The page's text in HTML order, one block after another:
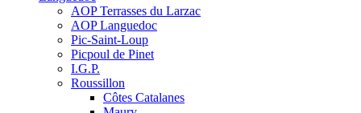
AOP Terrasses du Larzac
AOP Languedoc
Pic-Saint-Loup
Picpoul de Pinet
I.G.P.
Roussillon
Côtes Catalanes